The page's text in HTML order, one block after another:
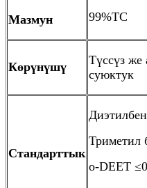
Мазмун 99%TC
Көрүнүшү
Түссүз же
суюктук
Стандарттык
Триметил
o-DEET